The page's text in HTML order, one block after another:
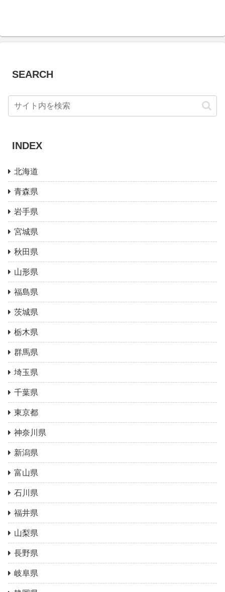
SEARCH
INDEX
北海道
青森県
岩手県
宮城県
秋田県
山形県
福島県
茨城県
栃木県
群馬県
埼玉県
千葉県
東京都
神奈川県
新潟県
富山県
石川県
福井県
山梨県
長野県
岐阜県